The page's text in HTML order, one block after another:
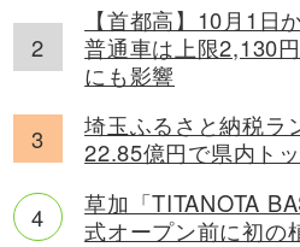
【首都高】10月1
普通車は上限2,130
にも影響
埼玉ふるさと納税ラ
22.85億円で県内ト
草加「TITANOTA
式オープン前に初の